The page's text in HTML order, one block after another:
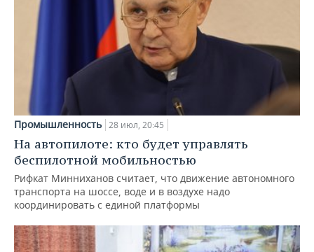
Промышленность 28 июл, 20:45
На автопилоте: кто будет управлять
беспилотной мобильностью
Рифкат Минниханов считает, что движение автономного
транспорта на шоссе, воде и в воздухе надо
координировать с единой платформы